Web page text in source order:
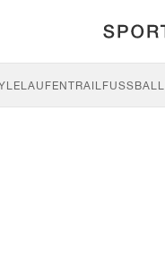
LAUFENTRAILFUSSBALL